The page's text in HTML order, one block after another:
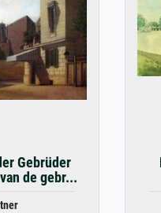
Gebrüder
de gebr...